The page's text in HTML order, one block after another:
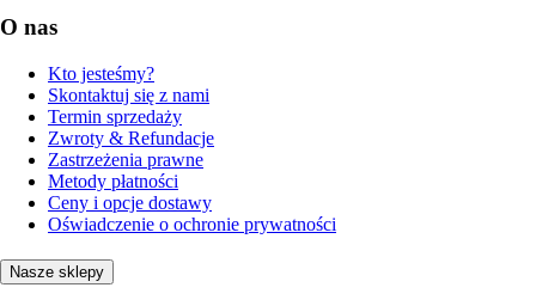
O nas
Kto jesteśmy?
Skontaktuj się z nami
Termin sprzedaży
Zwroty & Refundacje
Zastrzeżenia prawne
Metody płatności
Ceny i opcje dostawy
Oświadczenie o ochronie prywatności
Nasze sklepy